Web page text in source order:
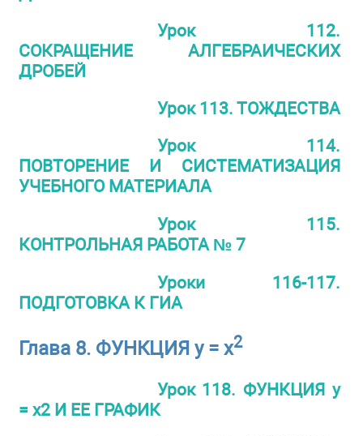
Урок 112.
СОКРАЩЕНИЕ АЛГЕБРАИЧЕСКИХ
ДРОБЕЙ
Урок 113. ТОЖДЕСТВА
Урок 114.
ПОВТОРЕНИЕ И СИСТЕМАТИЗАЦИЯ
УЧЕБНОГО МАТЕРИАЛА
Урок 115.
КОНТРОЛЬНАЯ РАБОТА № 7
Уроки 116-117.
ПОДГОТОВКА К ГИА
Глава 8. ФУНКЦИЯ у = х2
Урок 118. ФУНКЦИЯ у
= х2 И ЕЕ ГРАФИК